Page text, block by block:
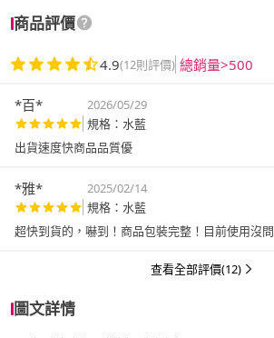
商品評價
4.9(12則評價) 總銷量>500
*百* 2026/05/29
規格：水藍
出貨速度快商品品質優
*雅* 2025/02/14
規格：水藍
超快到貨的，嚇到！商品包裝完整！目前使用沒
查看全部評價(12)
圖文詳情